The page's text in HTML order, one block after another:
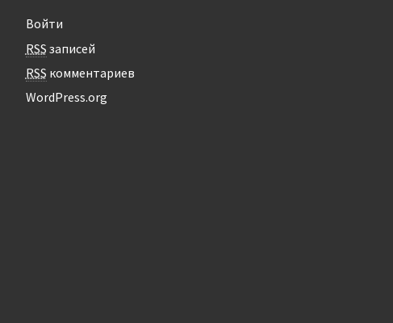
Войти
RSS записей
RSS комментариев
WordPress.org